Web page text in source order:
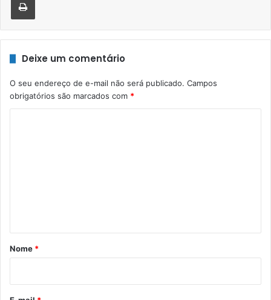
Deixe um comentário
O seu endereço de e-mail não será publicado. Campos
obrigatórios são marcados com *
rNome *